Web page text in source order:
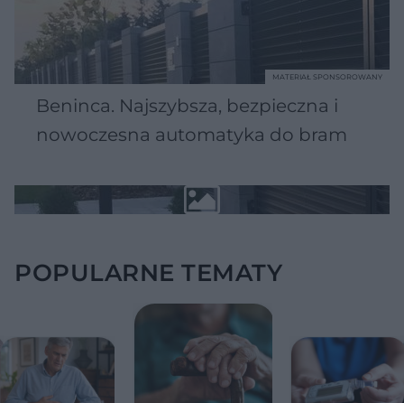
Beninca. Najszybsza, bezpieczna i
nowoczesna automatyka do bram
MATERIAŁ SPONSOROWANY
POPULARNE TEMATY